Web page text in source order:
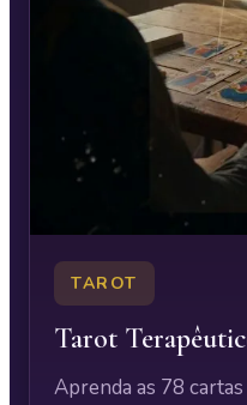
TAROT
Tarot
Aprenda as 78